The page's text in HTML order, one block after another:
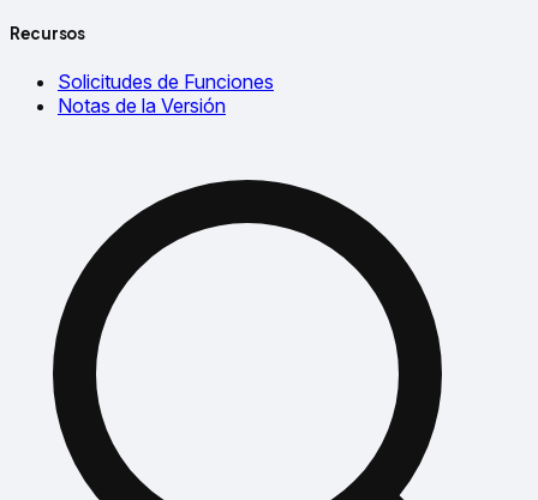
Recursos
Solicitudes de Funciones
Notas de la Versión